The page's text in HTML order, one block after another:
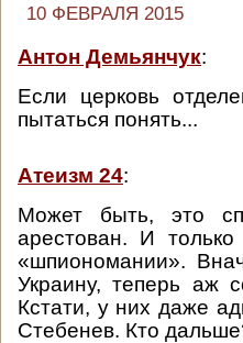
10 ФЕВРАЛЯ 2015
Антон Демьянчук:
Если церковь
пытаться понять...
Атеизм 24:
Может быть, это
арестован. И
«шпиономании».
Украину, теперь
Кстати, у них даже
Стебенев. Кто